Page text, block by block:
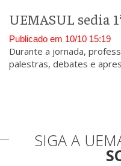
UEMASUL sedia
Publicado em 10/10 15:19
Durante a jornada,
palestras, debates e
SIGA A